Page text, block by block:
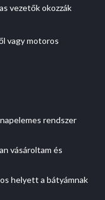
vezetők okozzák
vagy motoros
rendszer
vásároltam és
helyett a bátyámnak